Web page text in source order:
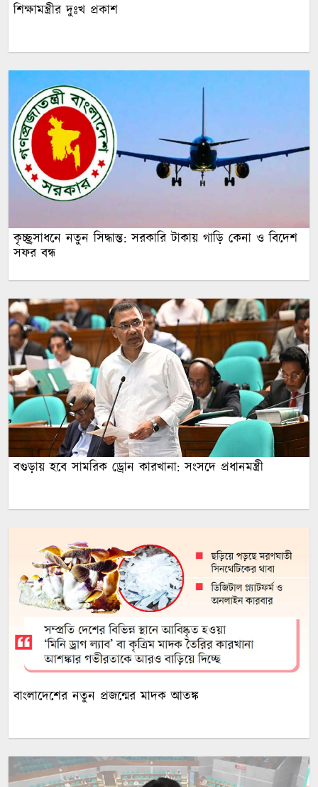
শিক্ষামন্ত্রীর দুঃখ প্রকাশ
কৃচ্ছ্রসাধনে নতুন সিদ্ধান্ত: সরকারি টাকায় গাড়ি কেনা ও বিদেশ
সফর বন্ধ
বগুড়ায় হবে সামরিক ড্রোন কারখানা: সংসদে প্রধানমন্ত্রী
বাংলাদেশের নতুন প্রজন্মের মাদক আতঙ্ক